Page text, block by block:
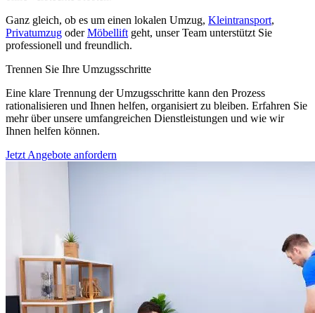
Ganz gleich, ob es um einen lokalen Umzug, Kleintransport,
Privatumzug oderMöbellift geht, unser Team unterstützt Sie
professionell und freundlich.
Trennen Sie Ihre Umzugsschritte
Eine klare Trennung der Umzugsschritte kann den Prozess
rationalisieren und Ihnen helfen, organisiert zu bleiben. Erfahren Sie
mehr über unsere umfangreichen Dienstleistungen und wie wir
Ihnen helfen können.
Jetzt Angebote anfordern